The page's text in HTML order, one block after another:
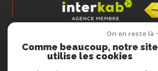
On en reste là
Comme beaucoup, notre site
utilise les cookies